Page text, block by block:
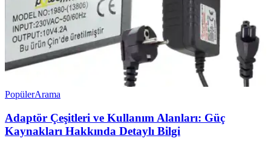
PopülerArama
Adaptör Çeşitleri ve Kullanım Alanları: Güç
Kaynakları Hakkında Detaylı Bilgi